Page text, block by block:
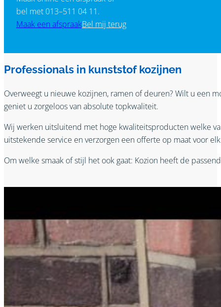
bel met 013–511 04 11.
Maak een afspraakBel mij terug
Professionals in kunststof kozijnen
Overweegt u nieuwe kozijnen, ramen of deuren? Wilt u een
geniet u zorgeloos van absolute topkwaliteit.
Wij werken uitsluitend met hoge kwaliteitsproducten welke
uitstekende service en verzorgen een offerte op maat voor
Om welke smaak of stijl het ook gaat: Kozion heeft de